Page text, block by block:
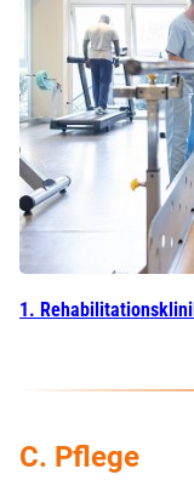
1.
C. Pflege